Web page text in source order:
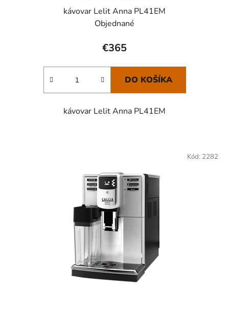
kávovar Lelit Anna PL41EM
Objednané
€365
DO KOŠÍKA
kávovar Lelit Anna PL41EM
Kód: 2282